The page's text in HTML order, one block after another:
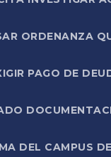
ORDENANZA
PAGO DE
DEL CAMPUS